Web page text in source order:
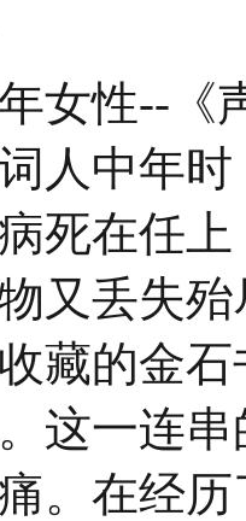
女性--《
人中年
死在任
又丢失
藏的金
这一连
。在经